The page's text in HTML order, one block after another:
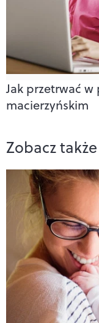
Jak przetrwać
macierzyńskim
Zobacz także